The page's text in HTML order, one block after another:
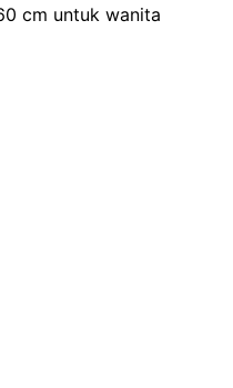
cm untuk wanita